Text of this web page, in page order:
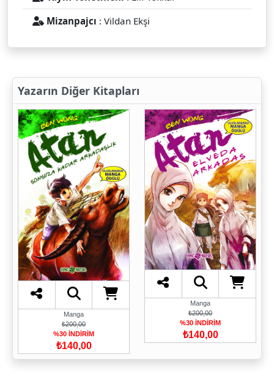
Mizanpajcı : Vildan Ekşi
Yazarın Diğer Kitapları
Manga
₺200,00
%30 İNDİRİM
₺140,00
Manga
₺200,00
%30 İNDİRİM
₺140,00